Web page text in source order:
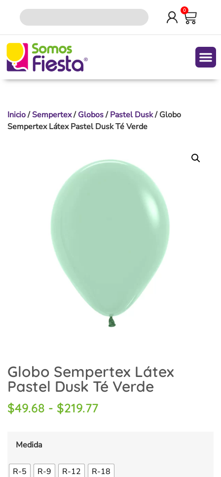
0
Inicio/Sempertex/Globos/Pastel Dusk/ Globo
Sempertex Látex Pastel Dusk Té Verde
Globo Sempertex Látex
Pastel Dusk Té Verde
$49.68 - $219.77
Medida
R-5 R-9 R-12 R-18